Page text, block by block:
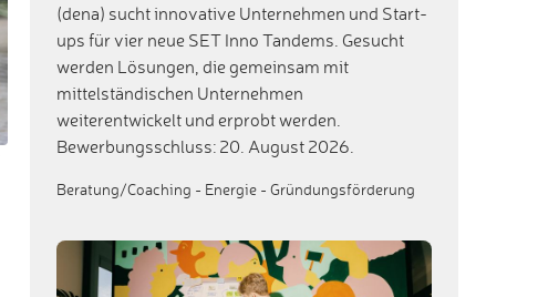
(dena) sucht innovative Unternehmen und Start-
ups für vier neue SET Inno Tandems. Gesucht
werden Lösungen, die gemeinsam mit
mittelständischen Unternehmen
weiterentwickelt und erprobt werden.
Bewerbungsschluss: 20. August 2026.
Beratung/Coaching - Energie -Gründungsförderung